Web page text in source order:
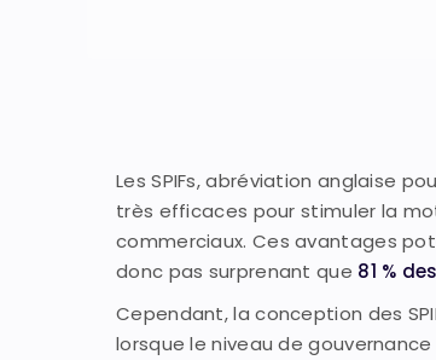
Les SPIFs, abréviation anglaise
très efficaces pour stimuler la
commerciaux. Ces avantages
donc pas surprenant que 81 %
Cependant, la conception des
lorsque le niveau de